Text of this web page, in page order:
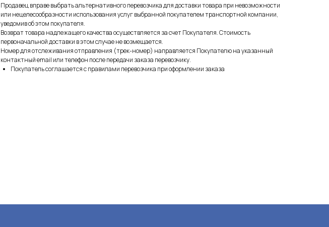
Продавец вправе выбрать альтернативного перевозчика для доставки товара при невозможности
или нецелесообразности использования услуг выбранной покупателем транспортной компании,
уведомив об этом покупателя.
Возврат товара надлежащего качества осуществляется за счет Покупателя. Стоимость
первоначальной доставки в этом случае не возмещается.
Номер для отслеживания отправления (трек-номер) направляется Покупателю на указанный
контактный email или телефон после передачи заказа перевозчику.
Покупатель соглашается с правилами перевозчика при оформлении заказа